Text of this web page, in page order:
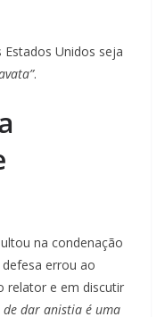
Unidos seja
.
na condenação
errou ao
relator e em discutir
de dar anistia é uma